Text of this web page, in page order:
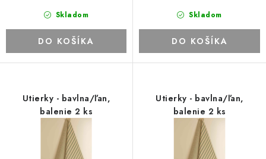
Skladom
DO KOŠÍKA
Skladom
DO KOŠÍKA
Utierky - bavlna/ľan,
balenie 2 ks
Utierky - bavlna/ľan,
balenie 2 ks